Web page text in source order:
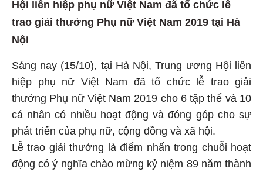
Hội liên hiệp phụ nữ Việt Nam đã tổ chức lễ
trao giải thưởng Phụ nữ Việt Nam 2019 tại Hà
Nội
Sáng nay (15/10), tại Hà Nội, Trung ương Hội liên
hiệp phụ nữ Việt Nam đã tổ chức lễ trao giải
thưởng Phụ nữ Việt Nam 2019 cho 6 tập thể và 10
cá nhân có nhiều hoạt động và đóng góp cho sự
phát triển của phụ nữ, cộng đồng và xã hội.
Lễ trao giải thưởng là điểm nhấn trong chuỗi hoạt
động có ý nghĩa chào mừng kỷ niệm 89 năm thành